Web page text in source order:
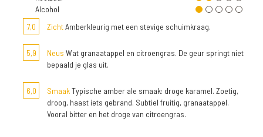
Alcohol
7,0
ZichtAmberkleurig met een stevige schuimkraag.
5,9 Neus Wat granaatappel en citroengras. De geur springt niet
bepaald je glas uit.
6,0 SmaakTypische amber ale smaak: droge karamel. Zoetig,
droog, haast iets gebrand. Subtiel fruitig, granaatappel.
Vooral bitter en het droge van citroengras.